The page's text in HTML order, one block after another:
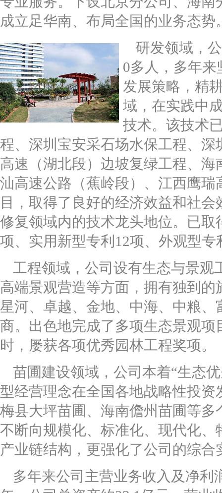
成立足华南、布局全国的业务态势
研发领域，
0多人，多年来
发展策略，精
域，在实践中
技术。该技术
程、深圳宝安采石场水保工程、
高速（湖北段）边坡复绿工程、
汕高速公路（蕉岭段）、江西鹰
目，取得了良好的经济效益和社
修复领域内的技术龙头地位。已
项、实用新型专利12项、外观型
工程领域，公司设有生态与景观
高端景观营造等方面，拥有独到
星河、卓越、金地、中海、中粮
商。出色地完成了多项生态景观
时，屡获各项优秀园林工程奖项。
苗圃建设领域，公司本着“生态
型经营理念在全国各地战略性投
梅县大坪苗圃、海南儋州苗圃等
不断向规模化、标准化、现代化
产业链结构，更强化了公司的综合
多年来公司主营业务收入及净利